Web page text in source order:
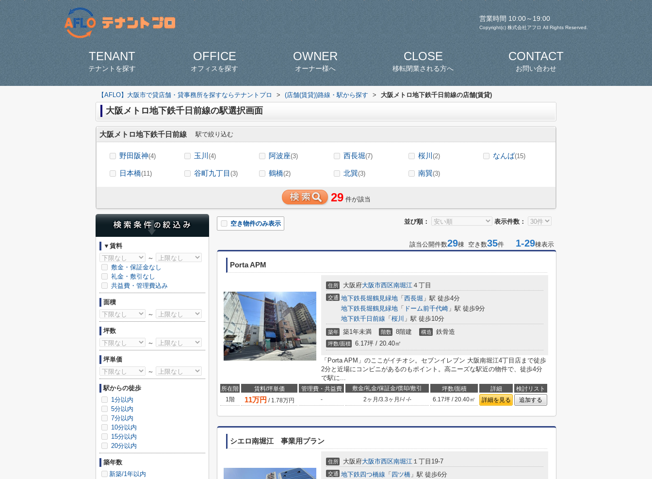
営業時間 10:00～19:00
Copyright(c) 株式会社アフロ All Rights Reserved.
TENANT
テナントを探す
OFFICE
オフィスを探す
OWNER
オーナー様へ
CLOSE
移転閉業される方へ
CONTACT
お問い合わせ
【AFLO】大阪市で貸店舗・貸事務所を探すならテナントプロ > (店舗(賃貸))路線・駅から探す > 大阪メトロ地下鉄千日前線の店舗(賃貸)
大阪メトロ地下鉄千日前線の駅選択画面
大阪メトロ地下鉄千日前線 駅で絞り込む
野田阪神(4) 玉川 (4) 阿波座(3) 西長堀(7) 桜川 (2) なんば(15)
日本橋(11) 谷町九丁目 (3) 鶴橋(2) 北巽(3) 南巽(3)
29 件が該当
並び順： 表示件数：
空き物件のみ表示
該当公開件数29棟 空き数35件 1-29棟表示
Porta APM
住所 大阪府大阪市西区南堀江 ４丁目
交通 地下鉄長堀鶴見緑地 「 西長堀 」駅 徒歩4分
地下鉄長堀鶴見緑地 「 ドーム前千代崎 」駅 徒歩9分
地下鉄千日前線 「 桜川 」駅 徒歩10分
築年 築1年未満 階数 8階建 構造 鉄骨造
坪数/面積 6.17坪 / 20.40㎡
「Porta APM」のここがイチオシ。セブンイレブン 大阪南堀江4丁目店まで徒歩
2分と近場にコンビニがあるのもポイント。高ニーズな駅近の物件で、徒歩4分
で駅に...
所在階 賃料/坪単価 管理費・共益費 敷金/礼金/保証金/償却/敷引 坪数/面積 詳細
検討リスト
1階
11万円 / 1.78万円 - 2ヶ月 /3.3ヶ月 /-/-/- 6.17坪 / 20.40㎡ 詳細を見る 追加する
シエロ南堀江 事業用プラン
住所 大阪府大阪市西区南堀江 １丁目19-7
交通 地下鉄四つ橋線 「 四ツ橋 」駅 徒歩6分
▼賃料
～
敷金・保証金なし
礼金・敷引なし
共益費・管理費込み
面積
～
坪数
～
坪単価
～
駅からの徒歩
1分以内
5分以内
7分以内
10分以内
15分以内
20分以内
築年数
新築/1年以内